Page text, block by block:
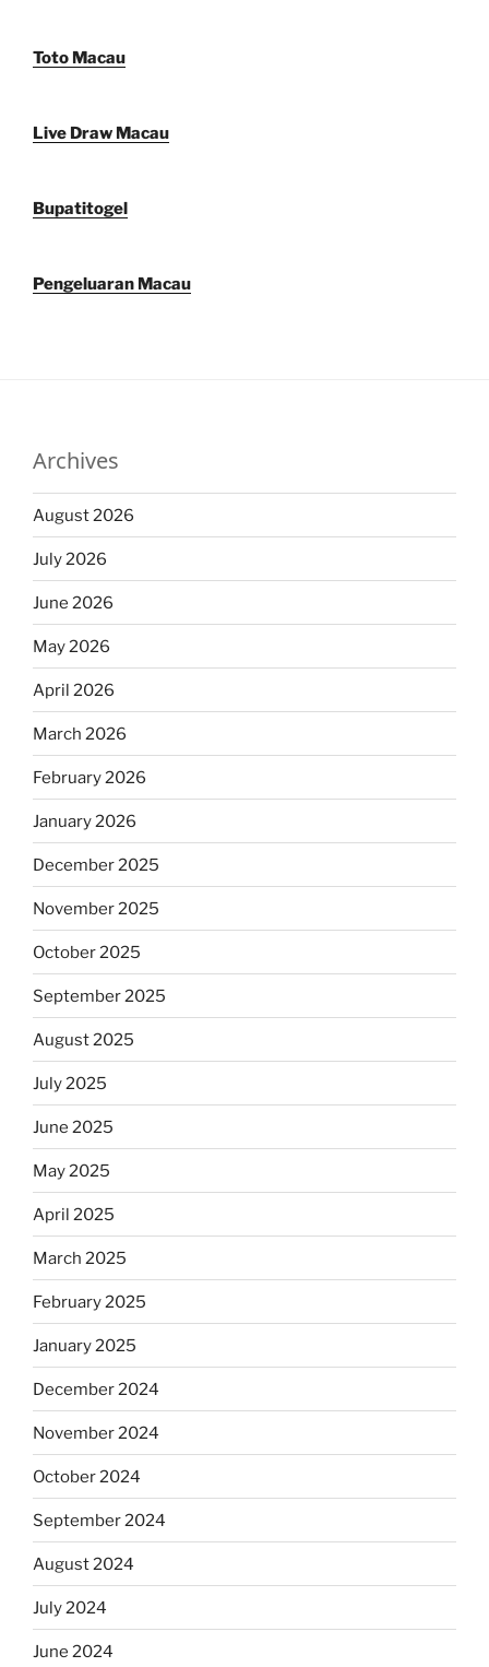
Toto Macau
Live Draw Macau
Bupatitogel
Pengeluaran Macau
Archives
August 2026
July 2026
June 2026
May 2026
April 2026
March 2026
February 2026
January 2026
December 2025
November 2025
October 2025
September 2025
August 2025
July 2025
June 2025
May 2025
April 2025
March 2025
February 2025
January 2025
December 2024
November 2024
October 2024
September 2024
August 2024
July 2024
June 2024